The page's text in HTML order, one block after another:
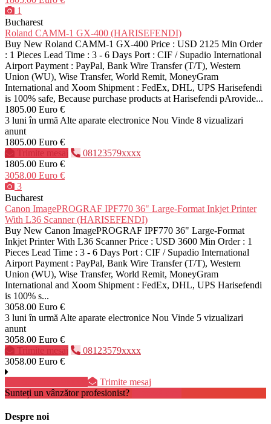
1
Bucharest
Roland CAMM-1 GX-400 (HARISEFENDI)
Buy New Roland CAMM-1 GX-400 Price : USD 2125 Min Order
: 1 Pieces Lead Time : 3 - 6 Days Port : CIF / Supadio International
Airport Payment : PayPal, Bank Wire Transfer (T/T), Western
Union (WU), Wise Transfer, World Remit, MoneyGram
International and Xoom Shipment : FedEx, DHL, UPS Harisefendi
is 100% safe, Because purchase products at Harisefendi pArovide...
1805.00 Euro €
3 luni în urmă Alte aparate electronice Nou Vinde 8 vizualizari
anunt
1805.00 Euro €
Trimite mesaj
08123579xxxx
1805.00 Euro €
3058.00 Euro €
3
Bucharest
Canon ImagePROGRAF IPF770 36" Large-Format Inkjet Printer
With L36 Scanner (HARISEFENDI)
Buy New Canon ImagePROGRAF IPF770 36" Large-Format
Inkjet Printer With L36 Scanner Price : USD 3600 Min Order : 1
Pieces Lead Time : 3 - 6 Days Port : CIF / Supadio International
Airport Payment : PayPal, Bank Wire Transfer (T/T), Western
Union (WU), Wise Transfer, World Remit, MoneyGram
International and Xoom Shipment : FedEx, DHL, UPS Harisefendi
is 100% s...
3058.00 Euro €
3 luni în urmă Alte aparate electronice Nou Vinde 5 vizualizari
anunt
3058.00 Euro €
Trimite mesaj
08123579xxxx
3058.00 Euro €
Trimite mesaj
Sunteți un vânzător profesionist?
Despre noi